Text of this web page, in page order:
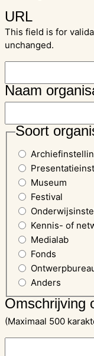
URL
This field is for
unchanged.
Naam
Soort
Museum
Festival
Kennis- of
Medialab
Fonds
Anders
Omschrijving
(Maximaal 500